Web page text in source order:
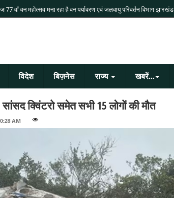
वाँ वन महोत्सव मना रहा है वन पर्यावरण एवं जलवायु परिवर्तन विभाग झारखंड
विदेश बिज़नेस राज्य खबरें...
सांसद क्विंटरो समेत सभी 15 लोगों की मौत
AM